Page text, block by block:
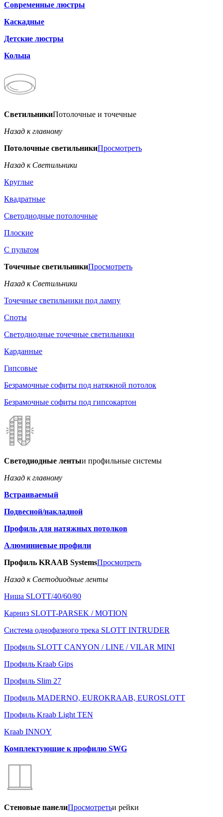
Современные люстры
Каскадные
Детские люстры
Кольца
СветильникиПотолочные и точечные
Назад к главному
Потолочные светильникиПросмотреть
Назад к Светильники
Круглые
Квадратные
Светодиодные потолочные
Плоские
С пультом
Точечные светильникиПросмотреть
Назад к Светильники
Точечные светильники под лампу
Споты
Светодиодные точечные светильники
Карданные
Гипсовые
Безрамочные софиты под натяжной потолок
Безрамочные софиты под гипсокартон
Светодиодные лентыи профильные системы
Назад к главному
Встраиваемый
Подвесной/накладной
Профиль для натяжных потолков
Алюминиевые профили
Профиль KRAAB SystemsПросмотреть
Назад к Светодиодные ленты
Ниша SLOTT/40/60/80
Карниз SLOTT-PARSEK / MOTION
Система однофазного трека SLOTT INTRUDER
Профиль SLOTT CANYON / LINE / VILAR MINI
Профиль Kraab Gips
Профиль Slim 27
Профиль MADERNO, EUROKRAAB, EUROSLOTT
Профиль Kraab Light TEN
Kraab INNOY
Комплектующие к профилю SWG
Стеновые панелиПросмотретьи рейки